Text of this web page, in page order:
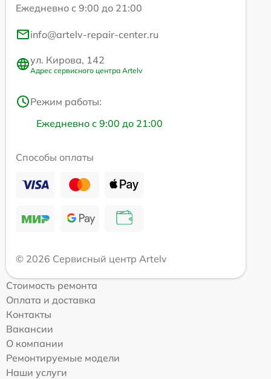
Ежедневно с 9:00 до 21:00
info@artelv-repair-center.ru
ул. Кирова, 142
Адрес сервисного центра Artelv
Режим работы:
Ежедневно с 9:00 до 21:00
Способы оплаты
© 2026 Сервисный центр Artelv
Стоимость ремонта
Оплата и доставка
Контакты
Вакансии
О компании
Ремонтируемые модели
Наши услуги